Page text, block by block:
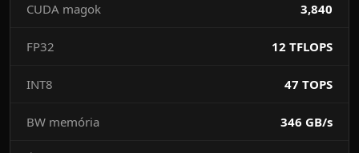
CUDA magok 3,840
FP32 12 TFLOPS
INT8 47 TOPS
BW memória 346 GB/s